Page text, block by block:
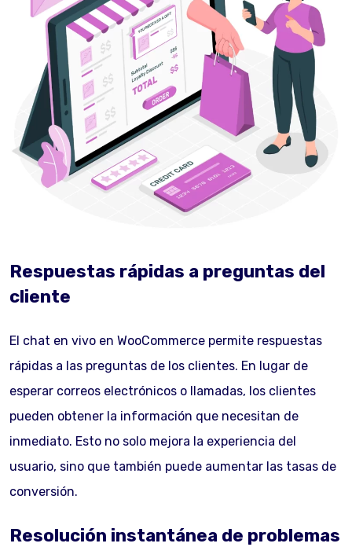
Respuestas rápidas a preguntas del
cliente
El chat en vivo en WooCommerce permite respuestas
rápidas a las preguntas de los clientes. En lugar de
esperar correos electrónicos o llamadas, los clientes
pueden obtener la información que necesitan de
inmediato. Esto no solo mejora la experiencia del
usuario, sino que también puede aumentar las tasas de
conversión.
Resolución instantánea de problemas